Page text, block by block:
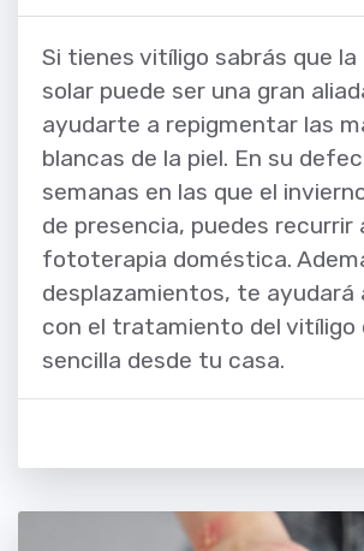
Si tienes vitíligo sabrás que la
solar puede ser una gran
ayudarte a repigmentar las
blancas de la piel. En su
semanas en las que el
de presencia, puedes recurrir
fototerapia doméstica.
desplazamientos, te ayudará
con el tratamiento del vitíligo
sencilla desde tu casa.